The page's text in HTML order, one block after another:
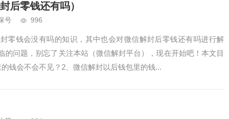
后零钱还有吗）
号 996
零钱会没有吗的知识，其中也会对微信解封后零钱还有吗进行解
的问题，别忘了关注本站（微信解封平台），现在开始吧！本文目
钱会不会不见？2、微信解封以后钱包里的钱...